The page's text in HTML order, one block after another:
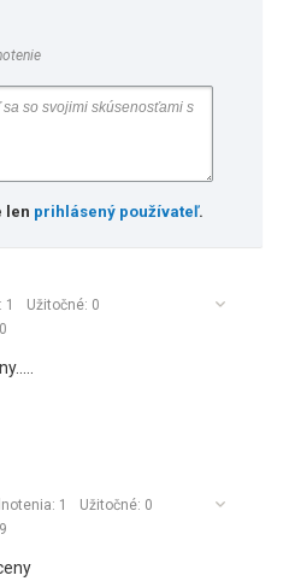
len prihlásený používateľ.
Užitočné: 0
1 Užitočné: 0